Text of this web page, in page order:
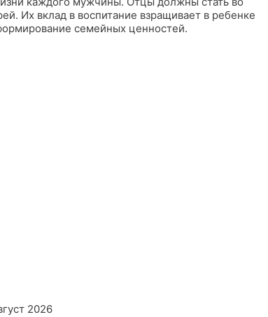
Их вклад в воспитание взращивает в ребенке
семейных ценностей.
2026